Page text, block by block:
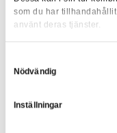
som du har
använt deras tjänster.
Nödvändig
Inställningar
senare i
– I Sverige har man
och deras
här utbildningen får